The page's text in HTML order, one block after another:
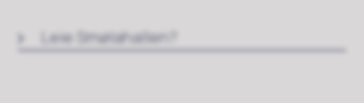
Leie Smølahallen?